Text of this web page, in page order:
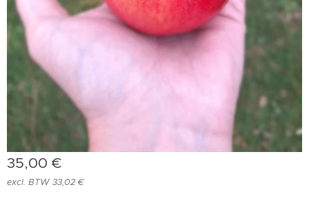
35,00 €
excl. BTW 33,02 €